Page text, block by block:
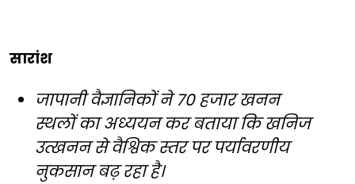
सारांश
जापानी वैज्ञानिकों ने 70 हजार खनन
स्थलों का अध्ययन कर बताया कि खनिज
उत्खनन से वैश्विक स्तर पर पर्यावरणीय
नुकसान बढ़ रहा है।